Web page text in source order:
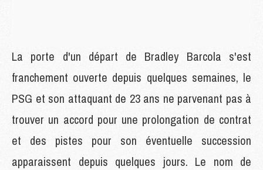
La porte d'un départ de Bradley Barcola s'est
franchement ouverte depuis quelques semaines, le
PSG et son attaquant de 23 ans ne parvenant pas à
trouver un accord pour une prolongation de contrat
et des pistes pour son éventuelle succession
apparaissent depuis quelques jours. Le nom de